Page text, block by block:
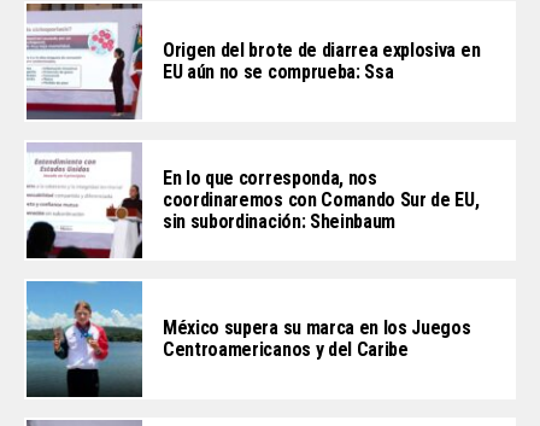
Origen del brote de diarrea explosiva en
EU aún no se comprueba: Ssa
En lo que corresponda, nos
coordinaremos con Comando Sur de EU,
sin subordinación: Sheinbaum
México supera su marca en los Juegos
Centroamericanos y del Caribe